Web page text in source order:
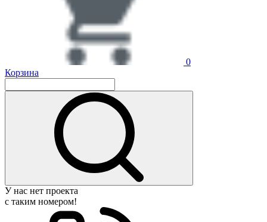
0
Корзина
У нас нет проекта
с таким номером!